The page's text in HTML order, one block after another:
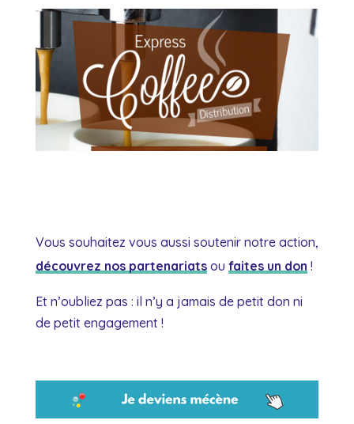
Vous souhaitez vous aussi soutenir notre action,
découvrez nos partenariatsou faites un don !
Et n’oubliez pas : il n’y a jamais de petit don ni
de petit engagement !